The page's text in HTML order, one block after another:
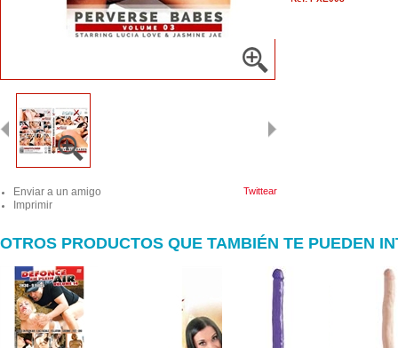
Enviar a un amigo
Imprimir
Twittear
OTROS PRODUCTOS QUE TAMBIÉN TE PUEDEN